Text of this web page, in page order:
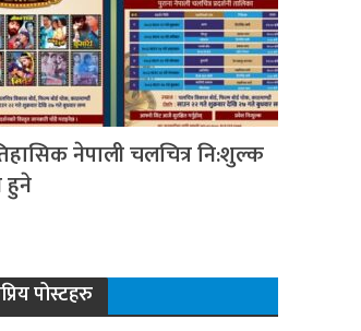
नेपाली चलचित्र नि:शुल्क
हुने
पोस्टहरु